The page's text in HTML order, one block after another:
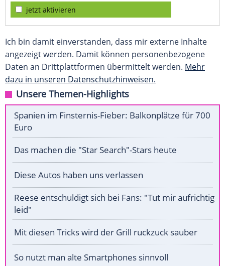
jetzt aktivieren
Ich bin damit einverstanden, dass mir externe Inhalte
angezeigt werden. Damit können personenbezogene
Daten an Drittplattformen übermittelt werden. Mehr
dazu in unseren Datenschutzhinweisen.
Unsere Themen-Highlights
Spanien im Finsternis-Fieber: Balkonplätze für 700
Euro
Das machen die "Star Search"-Stars heute
Diese Autos haben uns verlassen
Reese entschuldigt sich bei Fans: "Tut mir aufrichtig
leid"
Mit diesen Tricks wird der Grill ruckzuck sauber
So nutzt man alte Smartphones sinnvoll